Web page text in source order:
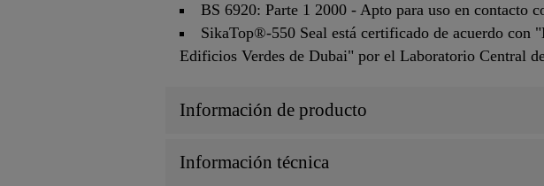
BS 6920: Parte 1 2000 - Apto para uso en contacto
SikaTop®-550 Seal está certificado de acuerdo con
Edificios Verdes de Dubai" por el Laboratorio Central
Información de producto
Información técnica